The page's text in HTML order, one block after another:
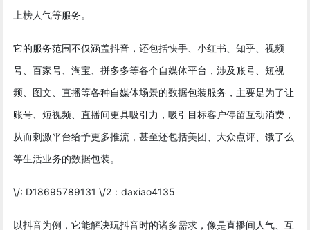
上榜人气等服务。
它的服务范围不仅涵盖抖音，还包括快手、小红书、知乎、视频
号、百家号、淘宝、拼多多等各个自媒体平台，涉及账号、短视
频、图文、直播等各种自媒体场景的数据包装服务，主要是为了让
账号、短视频、直播间更具吸引力，吸引目标客户停留互动消费，
从而刺激平台给予更多推流，甚至还包括美团、大众点评、饿了么
等生活业务的数据包装。
\/: D18695789131 \/2：daxiao4135
以抖音为例，它能解决玩抖音时的诸多需求，像是直播间人气、互